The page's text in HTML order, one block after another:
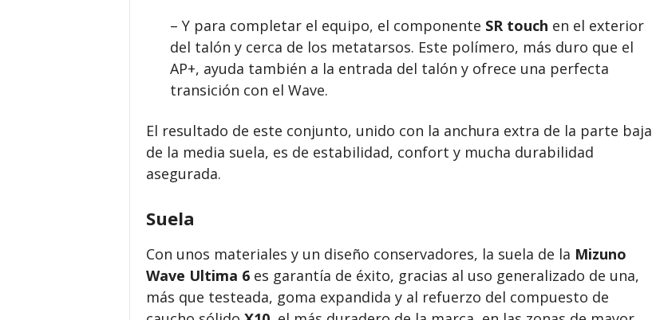
– Y para completar el equipo, el componente SR touch en el exterior
del talón y cerca de los metatarsos. Este polímero, más duro que el
AP+, ayuda también a la entrada del talón y ofrece una perfecta
transición con el Wave.
El resultado de este conjunto, unido con la anchura extra de la parte baja
de la media suela, es de estabilidad, confort y mucha durabilidad
asegurada.
Suela
Con unos materiales y un diseño conservadores, la suela de la Mizuno
Wave Ultima 6es garantía de éxito, gracias al uso generalizado de una,
más que testeada, goma expandida y al refuerzo del compuesto de